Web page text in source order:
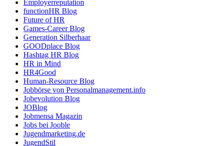
Employerreputation
functionHR Blog
Future of HR
Games-Career Blog
Generation Silberhaar
GOODplace Blog
Hashtag HR Blog
HR in Mind
HR4Good
Human-Resource Blog
Jobbörse von Personalmanagement.info
Jobevolution Blog
JOBlog
Jobmensa Magazin
Jobs bei Jooble
Jugendmarketing.de
JugendStil